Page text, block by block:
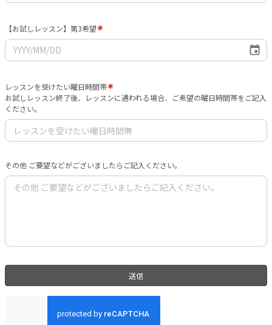
【お試しレッスン】第3希望
レッスンを受けたい曜日時間帯
お試しレッスン終了後、レッスンに通われる場合、ご希望の曜日時間帯をご記入
ください。
その他 ご要望などがございましたらご記入ください。
送信